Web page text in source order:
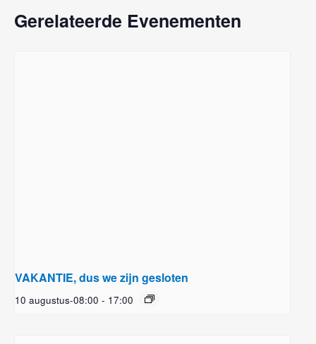
Gerelateerde Evenementen
VAKANTIE, dus we zijn gesloten
10 augustus-08:00 - 17:00